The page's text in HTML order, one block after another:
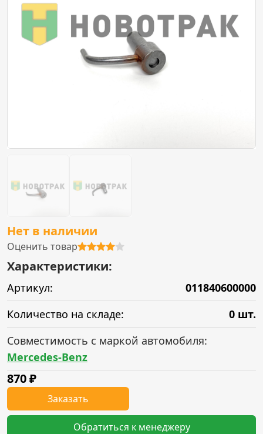
Нет в наличии
Оценить товар
Характеристики:
Артикул:
011840600000
Количество на складе:
0 шт.
Совместимость с маркой автомобиля:
Mercedes-Benz
870₽
Заказать
Обратиться к менеджеру